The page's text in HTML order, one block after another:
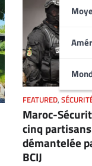
FEATURED,
Maroc-
cinq
démantelée
BCIJ